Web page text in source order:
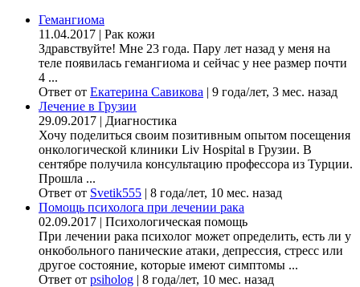
Гемангиома
11.04.2017 | Рак кожи
Здравствуйте! Мне 23 года. Пару лет назад у меня на
теле появилась гемангиома и сейчас у нее размер почти
4 ...
Ответ от Екатерина Савикова | 9 года/лет, 3 мес. назад
Лечение в Грузии
29.09.2017 | Диагностика
Хочу поделиться своим позитивным опытом посещения
онкологической клиники Liv Hospital в Грузии. В
сентябре получила консультацию профессора из Турции.
Прошла ...
Ответ от Svetik555 | 8 года/лет, 10 мес. назад
Помощь психолога при лечении рака
02.09.2017 | Психологическая помощь
При лечении рака психолог может определить, есть ли у
онкобольного панические атаки, депрессия, стресс или
другое состояние, которые имеют симптомы ...
Ответ от psiholog | 8 года/лет, 10 мес. назад